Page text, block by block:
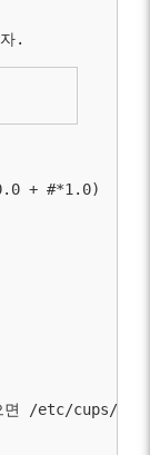
+ #*1.0)
면 /etc/cups/